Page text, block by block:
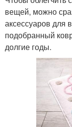
вещей, можно
аксессуаров для
подобранный
долгие годы.